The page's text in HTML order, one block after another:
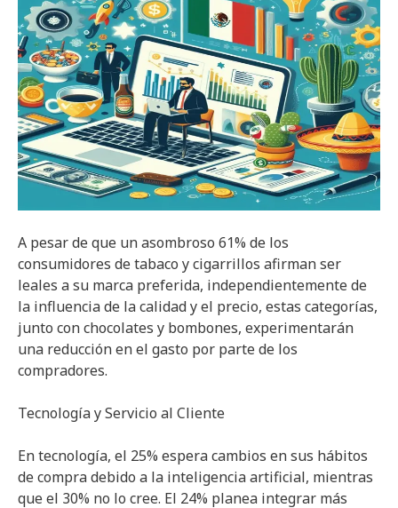
A pesar de que un asombroso 61% de los
consumidores de tabaco y cigarrillos afirman ser
leales a su marca preferida, independientemente de
la influencia de la calidad y el precio, estas categorías,
junto con chocolates y bombones, experimentarán
una reducción en el gasto por parte de los
compradores.
Tecnología y Servicio al Cliente
En tecnología, el 25% espera cambios en sus hábitos
de compra debido a la inteligencia artificial, mientras
que el 30% no lo cree. El 24% planea integrar más